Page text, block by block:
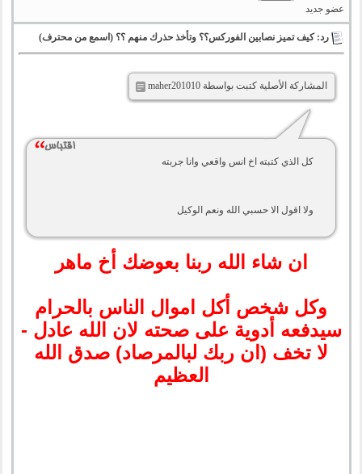
عضو جديد
رد: كيف تميز نصابين الفوركس؟؟ وتأخذ حذرك منهم ؟؟ (اسمع من محترف)
المشاركة الأصلية كتبت بواسطة maher201010
كل الذي كتبته اخ انس واقعي وانا جربته
ولا اقول الا حسبي الله ونعم الوكيل
ان شاء الله ربنا بعوضك أخ ماهر
وكل شخص أكل اموال الناس بالحرام
سيدفعه أدوية على صحته لان الله عادل -
لا تخف (ان ربك لبالمرصاد) صدق الله
العظيم